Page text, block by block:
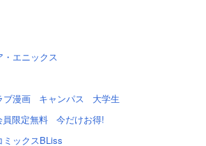
・エニックス
ブ漫画 キャンパス 大学生
員限定無料 今だけお得!
ミックスBLiss